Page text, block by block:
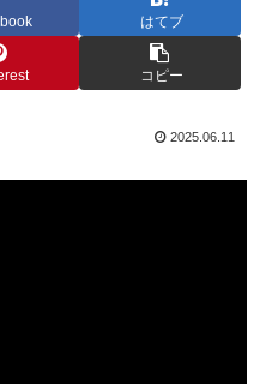
はてブ
コピー
2025.06.11